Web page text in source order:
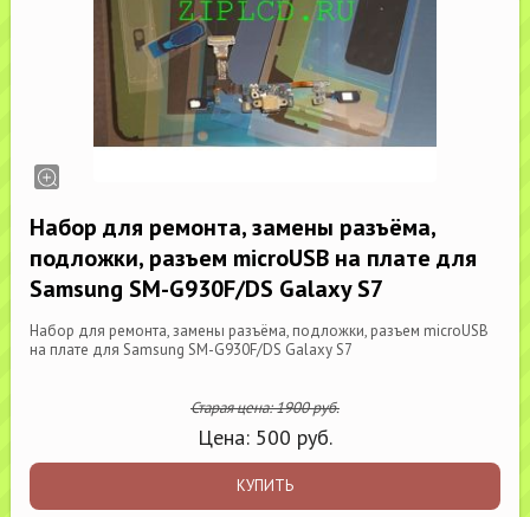
Набор для ремонта, замены разъёма,
подложки, разъем microUSB на плате для
Samsung SM-G930F/DS Galaxy S7
Набор для ремонта, замены разъёма, подложки, разъем microUSB
на плате для Samsung SM-G930F/DS Galaxy S7
Старая цена:1900руб.
Цена: 500 руб.
КУПИТЬ